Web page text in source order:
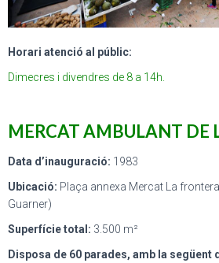
Horari atenció al públic:
Dimecres i divendres de 8 a 14h.
MERCAT AMBULANT DE
Data d’inauguració: 1983
Ubicació: Plaça annexa Mercat La
Guarner)
Superfície total: 3.500 m²
Disposa de 60 parades, amb la següent